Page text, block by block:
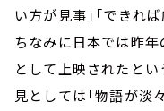
い方が見事」「できれ
ちなみに日本では昨
として上映されたと
見としては「物語が淡